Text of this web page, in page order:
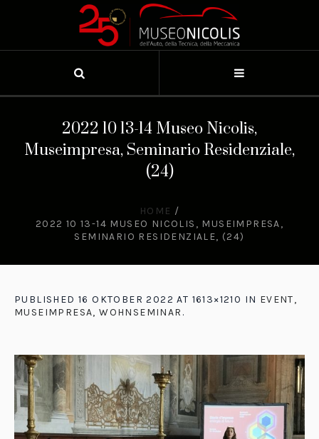
2022 10 13-14 Museo Nicolis,
Museimpresa, Seminario Residenziale,
(24)
HOME /
2022 10 13-14 MUSEO NICOLIS, MUSEIMPRESA,
SEMINARIO RESIDENZIALE, (24)
PUBLISHED 16 OKTOBER 2022 AT 1613×1210 IN EVENT,
MUSEIMPRESA, WOHNSEMINAR .